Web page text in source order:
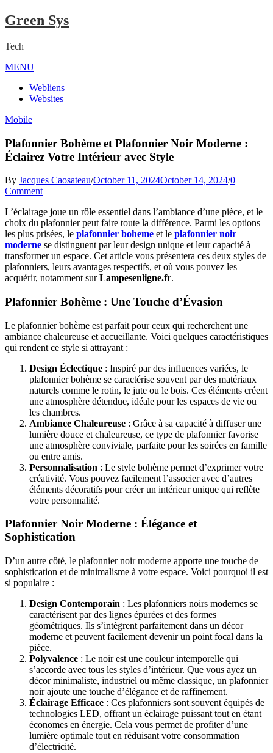
Skip
to
Green Sys
Tech
MENU
Menu
Webliens
Websites
Mobile
Plafonnier Bohème et Plafonnier Noir Moderne :
Éclairez Votre Intérieur avec Style
By Jacques Caosateau/October 11, 2024October 14, 2024/0
Commenton
Bohème
et
Plafonnier
Noir
Moderne
:
Éclairez
Intérieur
Style
L’éclairage joue un rôle essentiel dans l’ambiance d’une pièce, et le
choix du plafonnier peut faire toute la différence. Parmi les options
les plus prisées, le plafonnier boheme et le plafonnier noir
moderne se distinguent par leur design unique et leur capacité à
transformer un espace. Cet article vous présentera ces deux styles de
plafonniers, leurs avantages respectifs, et où vous pouvez les
acquérir, notamment surLampesenligne.fr.
Plafonnier Bohème : Une Touche d’Évasion
Le plafonnier bohème est parfait pour ceux qui recherchent une
ambiance chaleureuse et accueillante. Voici quelques caractéristiques
qui rendent ce style si attrayant :
Design Éclectique : Inspiré par des influences variées, le
plafonnier bohème se caractérise souvent par des matériaux
naturels comme le rotin, le jute ou le bois. Ces éléments créent
une atmosphère détendue, idéale pour les espaces de vie ou
les chambres.
Ambiance Chaleureuse : Grâce à sa capacité à diffuser une
lumière douce et chaleureuse, ce type de plafonnier favorise
une atmosphère conviviale, parfaite pour les soirées en famille
ou entre amis.
Personnalisation : Le style bohème permet d’exprimer votre
créativité. Vous pouvez facilement l’associer avec d’autres
éléments décoratifs pour créer un intérieur unique qui reflète
votre personnalité.
Plafonnier Noir Moderne : Élégance et
Sophistication
D’un autre côté, le plafonnier noir moderne apporte une touche de
sophistication et de minimalisme à votre espace. Voici pourquoi il est
si populaire :
Design Contemporain : Les plafonniers noirs modernes se
caractérisent par des lignes épurées et des formes
géométriques. Ils s’intègrent parfaitement dans un décor
moderne et peuvent facilement devenir un point focal dans la
pièce.
Polyvalence : Le noir est une couleur intemporelle qui
s’accorde avec tous les styles d’intérieur. Que vous ayez un
décor minimaliste, industriel ou même classique, un plafonnier
noir ajoute une touche d’élégance et de raffinement.
Éclairage Efficace : Ces plafonniers sont souvent équipés de
technologies LED, offrant un éclairage puissant tout en étant
économes en énergie. Cela vous permet de profiter d’une
lumière optimale tout en réduisant votre consommation
d’électricité.